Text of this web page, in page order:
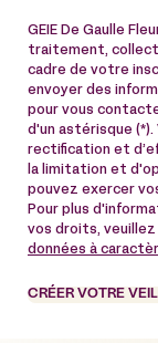
GEIE De Gaulle
traitement,
cadre de votre
envoyer des
pour vous
d'un astérisque (*).
rectification et
la limitation et
pouvez exercer
Pour plus
vos droits,
données à
CRÉER VOTRE